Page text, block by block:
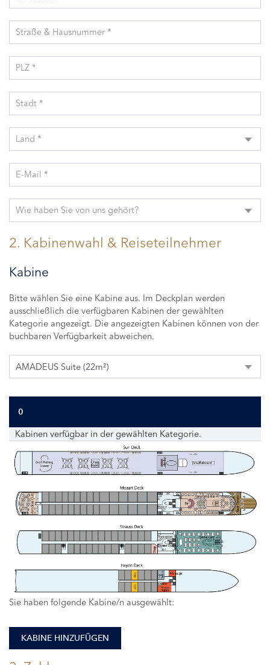
Straße & Hausnummer *
PLZ *
Stadt *
Land *
E-Mail *
Wie haben Sie von uns gehört?
2. Kabinenwahl & Reiseteilnehmer
Kabine
Bitte wählen Sie eine Kabine aus. Im Deckplan werden
ausschließlich die verfügbaren Kabinen der gewählten
Kategorie angezeigt. Die angezeigten Kabinen können von der
buchbaren Verfügbarkeit abweichen.
AMADEUS Suite (22m²)
0
Kabinen verfügbar in der gewählten Kategorie.
107
108
Sie haben folgende Kabine/n ausgewählt:
KABINE HINZUFÜGEN